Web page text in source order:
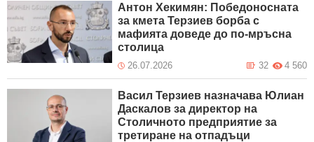
Антон Хекимян: Победоносната
за кмета Терзиев борба с
мафията доведе до по-мръсна
столица
26.07.2026 4 560
32
Васил Терзиев назначава Юлиан
Даскалов за директор на
Столичното предприятие за
третиране на отпадъци